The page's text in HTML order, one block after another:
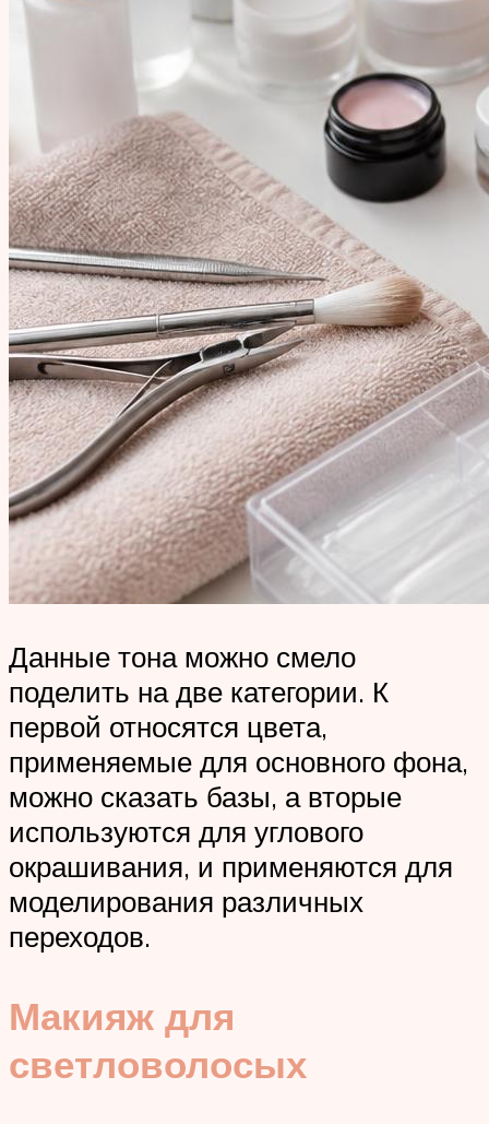
Данные тона можно смело
поделить на две категории. К
первой относятся цвета,
применяемые для основного фона,
можно сказать базы, а вторые
используются для углового
окрашивания, и применяются для
моделирования различных
переходов.
Макияж для
светловолосых